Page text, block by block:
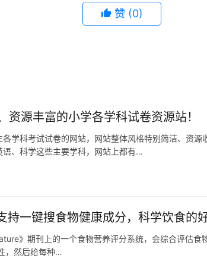
赞 (0)
资源丰富的小学各学科试卷资源站！
学科考试试卷的网站，网站整体风格特别简洁、资
、科学这些主要学科，网站上都有…
一键搜食物健康成分，科学饮食的好
》期刊上的一个食物营养评分系统，会综合评估食
，然后给每种…